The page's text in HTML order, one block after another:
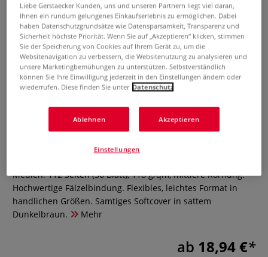
Journal, Grau
Medien. 112 Seiten (56 Blatt), 118 g/qm, mittlere Körnung.
Hochwertige Fälzelbindung. Flexibles, leichtes Format in
handlichen Größen. Samtiges Softcover in sattem
Dunkelbraun.
Mehr
ab 18,94 €
Liebe Gerstaecker Kunden, uns und unseren Partnern liegt viel daran,
Ihnen ein rundum gelungenes Einkaufserlebnis zu ermöglichen. Dabei
haben Datenschutzgrundsätze wie Datensparsamkeit, Transparenz und
Sicherheit höchste Priorität. Wenn Sie auf „Akzeptieren“ klicken, stimmen
Sie der Speicherung von Cookies auf Ihrem Gerät zu, um die
Websitenavigation zu verbessern, die Websitenutzung zu analysieren und
unsere Marketingbemühungen zu unterstützen. Selbstverständlich
können Sie Ihre Einwilligung jederzeit in den Einstellungen ändern oder
wiederrufen. Diese finden Sie unter Datenschutz
Ablehnen Akzeptieren
Einstellungen